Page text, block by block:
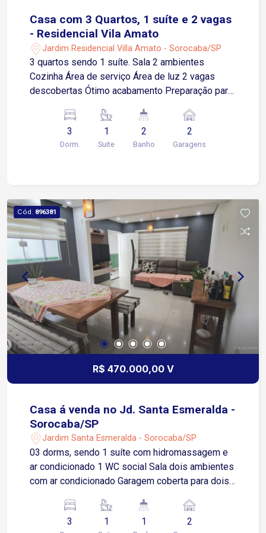
Casa com 3 Quartos, 1 suíte e 2 vagas
- Residencial Vila Amato
Jardim Residencial Villa Amato - Sorocaba/SP
3 quartos sendo 1 suíte. Sala 2 ambientes
Cozinha Área de serviço Área de luz 2 vagas
descobertas Ótimo acabamento Preparação para
3
Dorm.
1
Suite
2
Banho
2
Garagens
Cód. 896381
R$ 470.000,00 V
Casa á venda no Jd. Santa Esmeralda -
Sorocaba/SP
Jardim Santa Esmeralda - Sorocaba/SP
03 dorms, sendo 1 suíte com hidromassagem e
ar condicionado 1 WC social Sala dois ambientes
com ar condicionado Garagem coberta para dois
superior: Amplo quintal. Churrasqueira e forno, 01
banheiro e lavanderia coberta e um terraço
3 1 1 2